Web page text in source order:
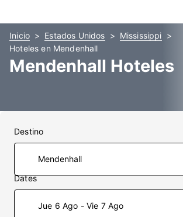
Inicio Estados Unidos
Mississippi
Hoteles en Mendenhall
Mendenhall Hoteles
Destino
Dates
Jue 6 Ago - Vie 7 Ago